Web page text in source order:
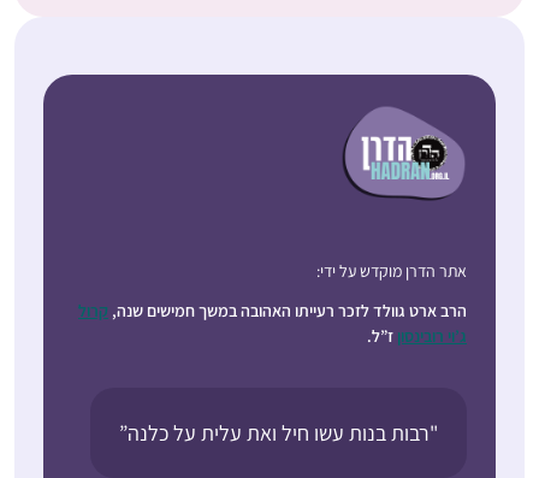
אתר הדרן מוקדש על ידי:
הרב ארט גוולד לזכר רעייתו האהובה במשך חמישים שנה, קרול
ג’וי רובינסון ז”ל.
"רבות בנות עשו חיל ואת עלית על כלנה”